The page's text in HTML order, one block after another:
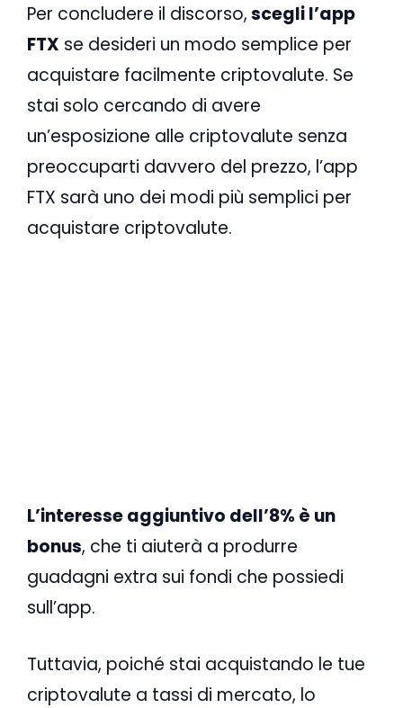
Per concludere il discorso,scegli l’app
FTX se desideri un modo semplice per
acquistare facilmente criptovalute. Se
stai solo cercando di avere
un’esposizione alle criptovalute senza
preoccuparti davvero del prezzo, l’app
FTX sarà uno dei modi più semplici per
acquistare criptovalute.
L’interesse aggiuntivo dell’8% è un
bonus, che ti aiuterà a produrre
guadagni extra sui fondi che possiedi
sull’app.
Tuttavia, poiché stai acquistando le tue
criptovalute a tassi di mercato, lo